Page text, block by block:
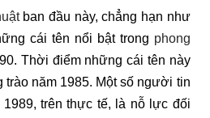
ban đầu này, chẳng hạn như
cái tên nổi bật trong phong
Thời điểm những cái tên này
năm 1985. Một số người tin
trên thực tế, là nỗ lực đối